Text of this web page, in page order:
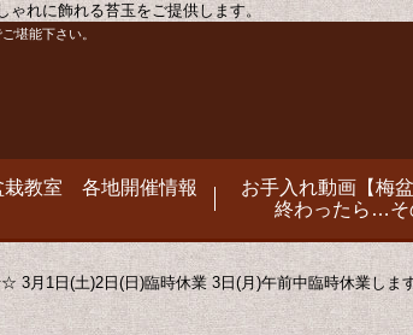
れに飾れる苔玉をご提供します。
堪能下さい。
栽教室 各地開催情報
お手入れ動画【梅
終わったら…そ
3月1日(土)2日(日)臨時休業 3日(月)午前中臨時休業しま